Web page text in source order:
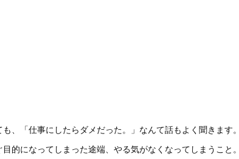
、「仕事にしたらダメだった。」なんて話もよく聞きます。
的になってしまった途端、やる気がなくなってしまうこと。